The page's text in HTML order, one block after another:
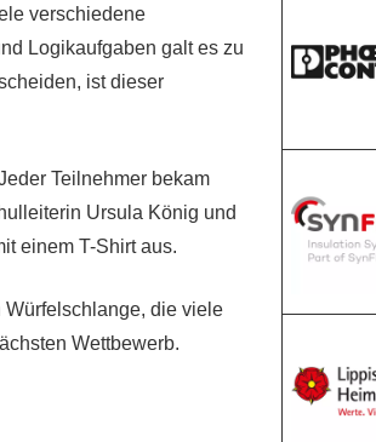
verschiedene
Logikaufgaben galt es zu
ist dieser
Teilnehmer bekam
Ursula König und
einem T-Shirt aus.
die viele
Wettbewerb.